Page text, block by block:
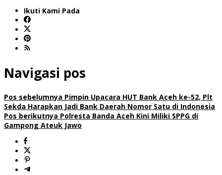
Ikuti Kami Pada
Navigasi pos
Pos sebelumnya Pimpin Upacara HUT Bank Aceh ke-52, Plt
Sekda Harapkan Jadi Bank Daerah Nomor Satu di Indonesia
Pos berikutnya Polresta Banda Aceh Kini Miliki SPPG di
Gampong Ateuk Jawo